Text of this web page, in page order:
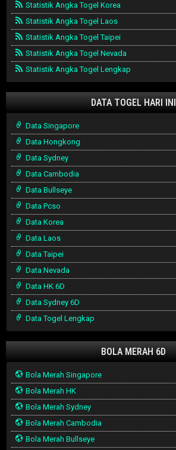
Statistik Angka Togel Korea
Statistik Angka Togel Laos
Statistik Angka Togel Taipei
Statistik Angka Togel Nevada
Statistik Angka Togel Lengkap
DATA TOGEL HARI INI
Data Singapore
Data Hongkong
Data Sydney
Data Cambodia
Data Bullseye
Data Pcso
Data Korea
Data Laos
Data Taipei
Data Nevada
Data HK 6D
Data Sydney 6D
Data Togel Lengkap
BOLA MERAH 6D
Bola Merah Singapore
Bola Merah HK
Bola Merah Sydney
Bola Merah Cambodia
Bola Merah Bullseye